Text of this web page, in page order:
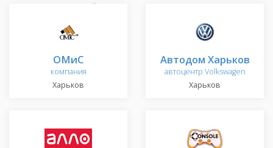
Кропивницкий
ОМиС
компания
Харьков
Автодом Харьков
автоцентр Volkswagen
Харьков